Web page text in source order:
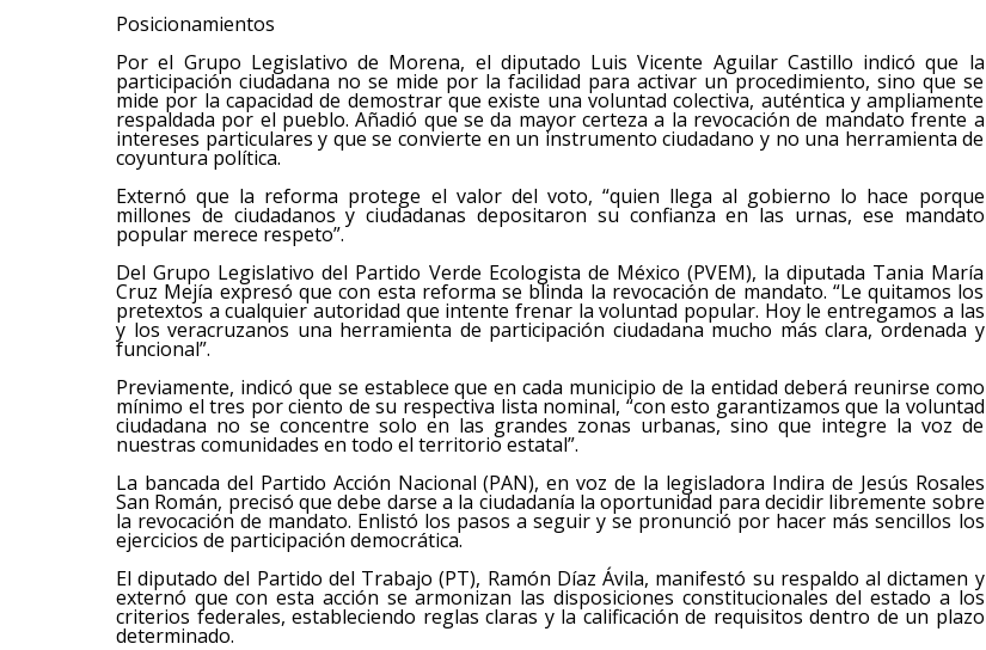
Posicionamientos
Por el Grupo Legislativo de Morena, el diputado Luis Vicente Aguilar Castillo indicó que la
participación ciudadana no se mide por la facilidad para activar un procedimiento, sino que se
mide por la capacidad de demostrar que existe una voluntad colectiva, auténtica y ampliamente
respaldada por el pueblo. Añadió que se da mayor certeza a la revocación de mandato frente a
intereses particulares y que se convierte en un instrumento ciudadano y no una herramienta de
coyuntura política.
Externó que la reforma protege el valor del voto, “quien llega al gobierno lo hace porque
millones de ciudadanos y ciudadanas depositaron su confianza en las urnas, ese mandato
popular merece respeto”.
Del Grupo Legislativo del Partido Verde Ecologista de México (PVEM), la diputada Tania María
Cruz Mejía expresó que con esta reforma se blinda la revocación de mandato. “Le quitamos los
pretextos a cualquier autoridad que intente frenar la voluntad popular. Hoy le entregamos a las
y los veracruzanos una herramienta de participación ciudadana mucho más clara, ordenada y
funcional”.
Previamente, indicó que se establece que en cada municipio de la entidad deberá reunirse como
mínimo el tres por ciento de su respectiva lista nominal, “con esto garantizamos que la voluntad
ciudadana no se concentre solo en las grandes zonas urbanas, sino que integre la voz de
nuestras comunidades en todo el territorio estatal”.
La bancada del Partido Acción Nacional (PAN), en voz de la legisladora Indira de Jesús Rosales
San Román, precisó que debe darse a la ciudadanía la oportunidad para decidir libremente sobre
la revocación de mandato. Enlistó los pasos a seguir y se pronunció por hacer más sencillos los
ejercicios de participación democrática.
El diputado del Partido del Trabajo (PT), Ramón Díaz Ávila, manifestó su respaldo al dictamen y
externó que con esta acción se armonizan las disposiciones constitucionales del estado a los
criterios federales, estableciendo reglas claras y la calificación de requisitos dentro de un plazo
determinado.